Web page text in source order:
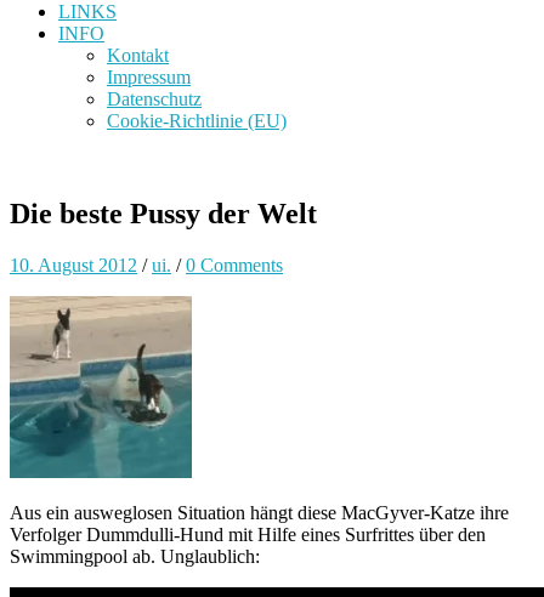
LINKS
INFO
Kontakt
Impressum
Datenschutz
Cookie-Richtlinie (EU)
Die beste Pussy der Welt
10. August 2012 /ui. /0 Comments
Aus ein ausweglosen Situation hängt diese MacGyver-Katze ihre
Verfolger Dummdulli-Hund mit Hilfe eines Surfrittes über den
Swimmingpool ab. Unglaublich: